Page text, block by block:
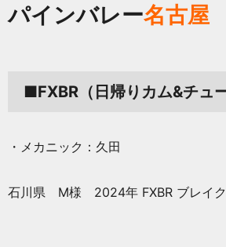
パインバレー名古屋
■FXBR（日帰りカム&チュ
・メカニック：久田
石川県 M様 2024年 FXBR ブレイク